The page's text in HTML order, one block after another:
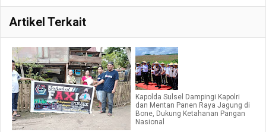
Artikel Terkait
Kapolda Sulsel Dampingi Kapolri
dan Mentan Panen Raya Jagung di
Bone, Dukung Ketahanan Pangan
Nasional